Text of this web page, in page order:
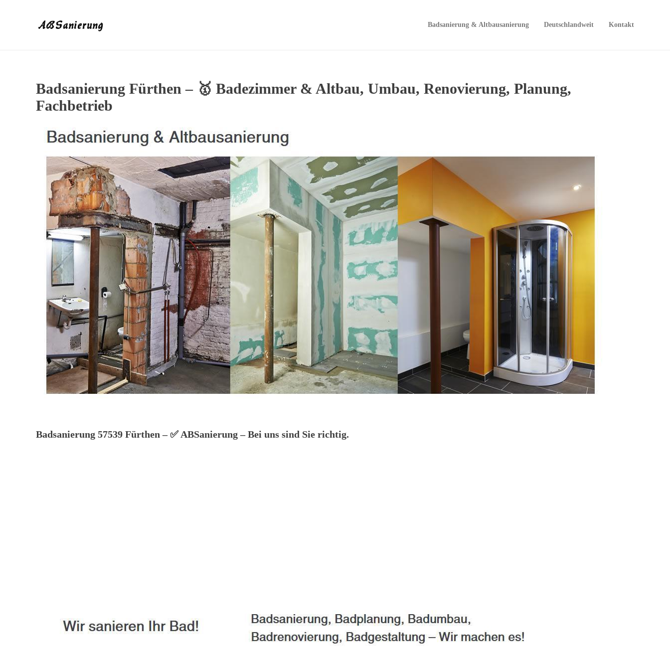
Badsanierung & Altbausanierung Deutschlandweit Kontakt
Badsanierung Fürthen – 🥇 Badezimmer & Altbau, Umbau, Renovierung, Planung,
Fachbetrieb
Badsanierung 57539 Fürthen – ✅ ABSanierung – Bei uns sind Sie richtig.